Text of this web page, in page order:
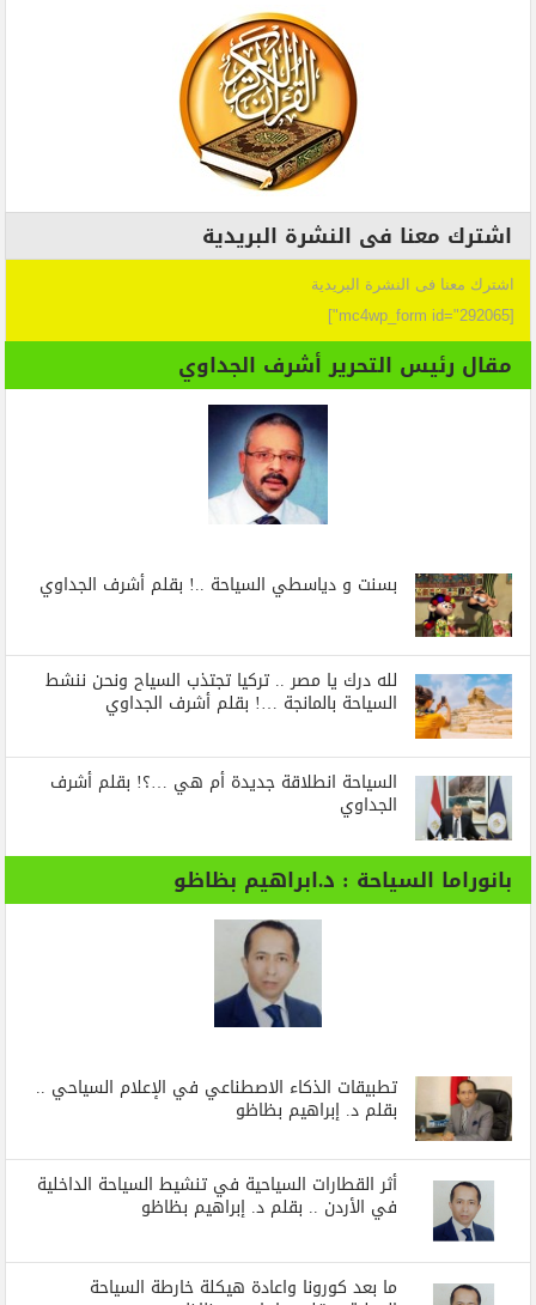
اشترك معنا فى النشرة البريدية
اشترك معنا فى النشرة البريدية
[mc4wp_form id="292065"]
مقال رئيس التحرير أشرف الجداوي
بسنت و دياسطي السياحة ..! بقلم أشرف الجداوي
لله درك يا مصر .. تركيا تجتذب السياح ونحن ننشط
السياحة بالمانجة …! بقلم أشرف الجداوي
السياحة انطلاقة جديدة أم هي …؟! بقلم أشرف
الجداوي
بانوراما السياحة : د.ابراهيم بظاظو
تطبيقات الذكاء الاصطناعي في الإعلام السياحي ..
بقلم د. إبراهيم بظاظو
أثر القطارات السياحية في تنشيط السياحة الداخلية
في الأردن .. بقلم د. إبراهيم بظاظو
ما بعد كورونا واعادة هيكلة خارطة السياحة